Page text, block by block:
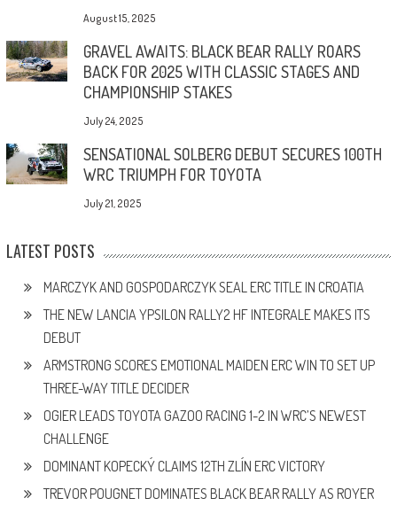
August 15, 2025
GRAVEL AWAITS: BLACK BEAR RALLY ROARS
BACK FOR 2025 WITH CLASSIC STAGES AND
CHAMPIONSHIP STAKES
July 24, 2025
SENSATIONAL SOLBERG DEBUT SECURES 100TH
WRC TRIUMPH FOR TOYOTA
July 21, 2025
LATEST POSTS
MARCZYK AND GOSPODARCZYK SEAL ERC TITLE IN CROATIA
THE NEW LANCIA YPSILON RALLY2 HF INTEGRALE MAKES ITS
DEBUT
ARMSTRONG SCORES EMOTIONAL MAIDEN ERC WIN TO SET UP
THREE-WAY TITLE DECIDER
OGIER LEADS TOYOTA GAZOO RACING 1-2 IN WRC’S NEWEST
CHALLENGE
DOMINANT KOPECKÝ CLAIMS 12TH ZLÍN ERC VICTORY
TREVOR POUGNET DOMINATES BLACK BEAR RALLY AS ROYER